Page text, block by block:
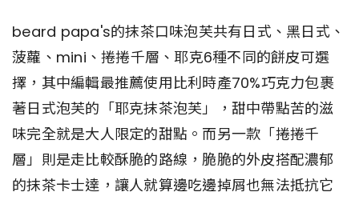
beard papa's的抹茶口味泡芙共有日式、黑日式、
菠蘿、mini、捲捲千層、耶克6種不同的餅皮可選
擇，其中編輯最推薦使用比利時產70%巧克力包裹
著日式泡芙的「耶克抹茶泡芙」，甜中帶點苦的滋
味完全就是大人限定的甜點。而另一款「捲捲千
層」則是走比較酥脆的路線，脆脆的外皮搭配濃郁
的抹茶卡士達，讓人就算邊吃邊掉屑也無法抵抗它